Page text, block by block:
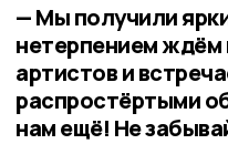
— Мы получили
нетерпением ждём
артистов и
распростёртыми
нам ещё! Не